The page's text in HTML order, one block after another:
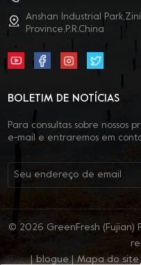
Anshan Industrial
Province,P.R.China
BOLETIM DE NOTÍCIAS
Para consultas sobre nossos
e-mail e entraremos em
© 2026 GreenFresh (Fujian)
| blogue | Mapa do site